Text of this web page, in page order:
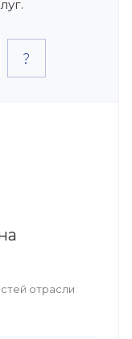
отрасли